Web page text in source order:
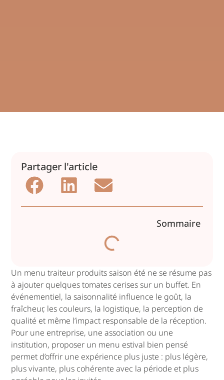
Un menu traiteur produits saison été ne se résume pas
à ajouter quelques tomates cerises sur un buffet. En
événementiel, la saisonnalité influence le goût, la
fraîcheur, les couleurs, la logistique, la perception de
qualité et même l’impact responsable de la réception.
Pour une entreprise, une association ou une
institution, proposer un menu estival bien pensé
permet d’offrir une expérience plus juste : plus légère,
plus vivante, plus cohérente avec la période et plus
Partager l'article
Sommaire